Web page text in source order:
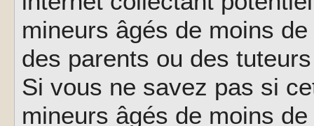
mineurs âgés de moins
des parents ou des
Si vous ne savez pas si
mineurs âgés de moins